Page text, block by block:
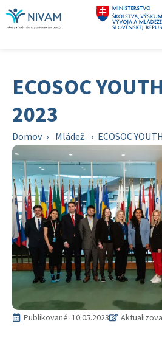
ECOSOC
2023
Domov › Mládež › ECOSOC
Publikované: 10.05.2023